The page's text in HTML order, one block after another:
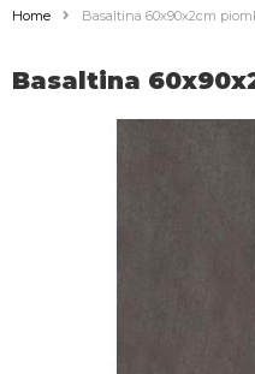
Home Basaltina 60x90x2cm
Basaltina